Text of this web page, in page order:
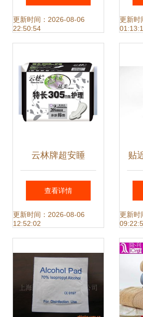
选
更新时间：2026-08-06
22:50:54
更新时
云林牌超安睡
330mm护翼卫生巾
夜用安心之选，诚
查看详情
更新时间：2026-08-06
12:52:02
贴
更新时